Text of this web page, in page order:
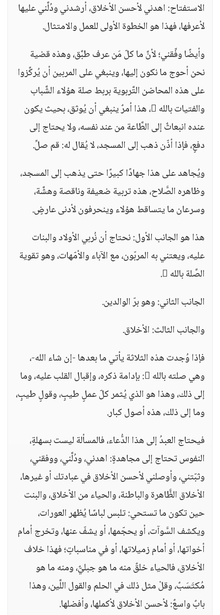
الاستفتاح: اهدني لأحسن الأخلاق، أرشدني ودُلَّني عليها
لأعرفها، فهذا هو الخطوة الأولى للعمل والامتثال.
وأيضًا وفِّقني؛ لأنَّ ما كلّ مَن عرف طبَّق، وهذه قضية
نحن أحوج ما نكون إليها، وينبغي على المربين أن يُركِّزوا
على هذه المحاضن التَّربوية بربط صلة هؤلاء الشَّباب
والفتيات بالله ، هذا أمرٌ ينبغي أن يُوثق، بحيث يكون
عنده انبعاثٌ إلى الطَّاعة من عند نفسه، ولا يحتاج إلى
دفعٍ، فإذا أذّن ذهب إلى المسجد، لا يُقال له: قم صلِّ.
ويُجاهد على هذا جهادًا كبيرًا حتى يذهب إلى المسجد،
وظاهره الصَّلاح، هذه تربية ضعيفة وناقصة وهشَّة،
وسرعان ما يتساقط هؤلاء وينحرفون لأدنى عارضٍ.
هذا هو الجانب الأول: نحتاج أن نُربي الأولاد والبنات
عليه، ويعتني به المربّون، مع الآباء والأمّهات، وهو تقوية
الصِّلة بالله .
الجانب الثاني: وهو برّ الوالدين.
والجانب الثالث: الأخلاق.
فإذا وُجدت هذه الثلاثة يأتي ما بعدها -إن شاء الله-،
وهي صلته بالله : بإدامة ذكره، وإقبال القلب عليه، وما
إلى ذلك، وهذا هو الذي يُثمر كلّ عملٍ طيبٍ، وقولٍ طيبٍ،
وما إلى ذلك، هذه أصول كبار.
فيحتاج العبدُ إلى هذا الدُّعاء، فالمسألة ليست بسهلةٍ،
النفوس تحتاج إلى مجاهدةٍ: اهدني، ودُلَّني، ووفقني،
وثبّتني، وأوصلني لأحسن الأخلاق في عبادتك أو غيرها،
الأخلاق الظَّاهرة والباطنة، والحياء من الأخلاق، والبنت
حين تكون ما تستحي: تلبس لباسًا يُظهر العورات،
ويكشف السَّوآت، أو يحجّمها، أو يشفّ عنها، وتخرج أمام
أخواتها، أو أمام زميلاتها، أو في مناسباتٍ؛ فهذا خلاف
الأخلاق، فالحياء خلقٌ منه ما هو جبليٌّ، ومنه ما هو
مُكتَسَبٌ، وقلْ مثل ذلك في الحلم والقول اللَّين، وهذا
بابٌ واسعٌ: لأحسن الأخلاق لأكملها، وأفضلها.